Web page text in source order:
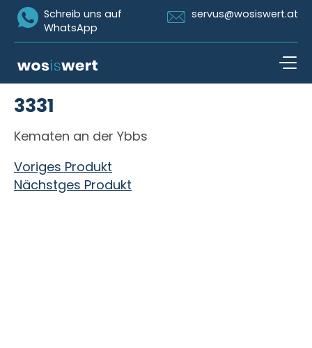
Icon Whatsapp
Schreib uns auf
WhatsApp
Icon Email
servus@wosiswert.at
3331
Kematen an der Ybbs
Beitragsnavigation
Voriges Produkt
Nächstges Produkt